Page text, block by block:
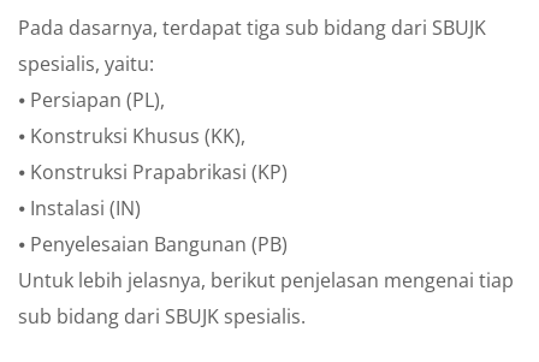
Pada dasarnya, terdapat tiga sub bidang dari SBUJK
spesialis, yaitu:
⦁ Persiapan (PL),
⦁ Konstruksi Khusus (KK),
⦁ Konstruksi Prapabrikasi (KP)
⦁ Instalasi (IN)
⦁ Penyelesaian Bangunan (PB)
Untuk lebih jelasnya, berikut penjelasan mengenai tiap
sub bidang dari SBUJK spesialis.